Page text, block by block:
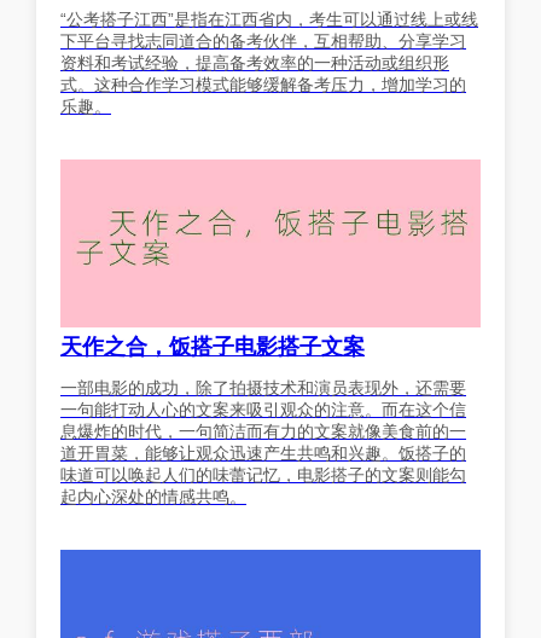
“公考搭子江西”是指在江西省内，考生可以通过线上或线
下平台寻找志同道合的备考伙伴，互相帮助、分享学习
资料和考试经验，提高备考效率的一种活动或组织形
式。这种合作学习模式能够缓解备考压力，增加学习的
乐趣。
天作之合，饭搭子电影搭子文案
一部电影的成功，除了拍摄技术和演员表现外，还需要
一句能打动人心的文案来吸引观众的注意。而在这个信
息爆炸的时代，一句简洁而有力的文案就像美食前的一
道开胃菜，能够让观众迅速产生共鸣和兴趣。饭搭子的
味道可以唤起人们的味蕾记忆，电影搭子的文案则能勾
起内心深处的情感共鸣。